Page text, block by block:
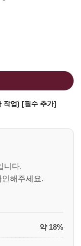
754 수량
작업) [필수 추가]
니다.
해주세요.
약 18%